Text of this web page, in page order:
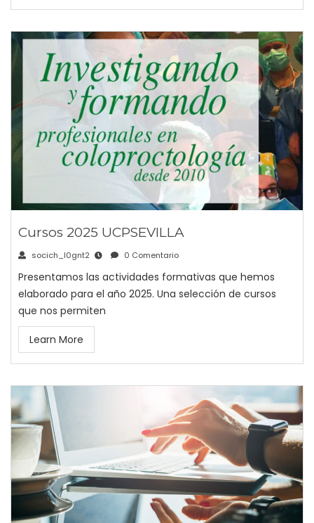
Cursos 2025 UCPSEVILLA
socich_l0gnt2 0 Comentario
Presentamos las actividades formativas que hemos
elaborado para el año 2025. Una selección de cursos
que nos permiten
Learn More